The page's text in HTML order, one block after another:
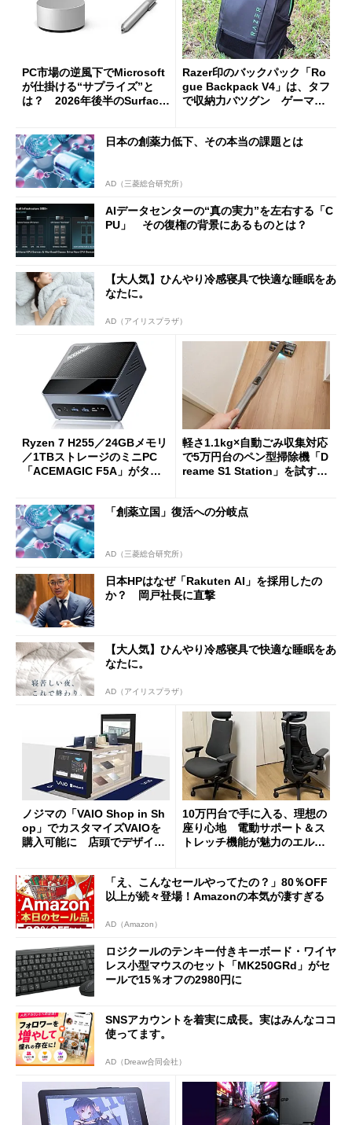
PC市場の逆風下でMicrosoft
が仕掛ける“サプライズ”と
は？ 2026年後半のSurface
Razer印のバックパック「Ro
gue Backpack V4」は、タフ
で収納力バツグン ゲーマー
日本の創薬力低下、その本当の課題とは
AD（三菱総合研究所）
AIデータセンターの“真の実力”を左右する「C
PU」 その復権の背景にあるものとは？
【大人気】ひんやり冷感寝具で快適な睡眠をあ
なたに。
AD（アイリスプラザ）
Ryzen 7 H255／24GBメモリ
／1TBストレージのミニPC
「ACEMAGIC F5A」がタイ
軽さ1.1kg×自動ごみ収集対応
で5万円台のペン型掃除機「D
reame S1 Station」を試す
「創薬立国」復活への分岐点
AD（三菱総合研究所）
日本HPはなぜ「Rakuten AI」を採用したの
か？ 岡戸社長に直撃
【大人気】ひんやり冷感寝具で快適な睡眠をあ
なたに。
AD（アイリスプラザ）
ノジマの「VAIO Shop in Sh
op」でカスタマイズVAIOを
購入可能に 店頭でデザイン
10万円台で手に入る、理想の
座り心地 電動サポート＆ス
トレッチ機能が魅力のエルゴ
「え、こんなセールやってたの？」80％OFF
以上が続々登場！Amazonの本気が凄すぎる
AD（Amazon）
ロジクールのテンキー付きキーボード・ワイヤ
レス小型マウスのセット「MK250GRd」がセ
ールで15％オフの2980円に
SNSアカウントを着実に成長。実はみんなココ
使ってます。
AD（Dreaw合同会社）